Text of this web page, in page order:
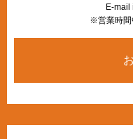
E-mail
※営業時間